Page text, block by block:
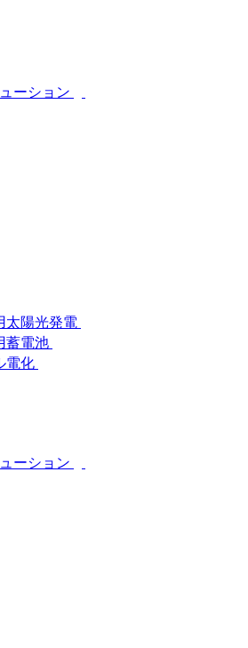
ーション
太陽光発電
蓄電池
電化
ーション